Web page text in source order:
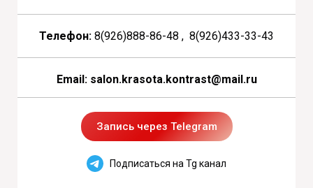
Телефон: 8(926)888-86-48 , 8(926)433-33-43
Email: salon.krasota.kontrast@mail.ru
Запись через Telegram
Подписаться на Tg канал